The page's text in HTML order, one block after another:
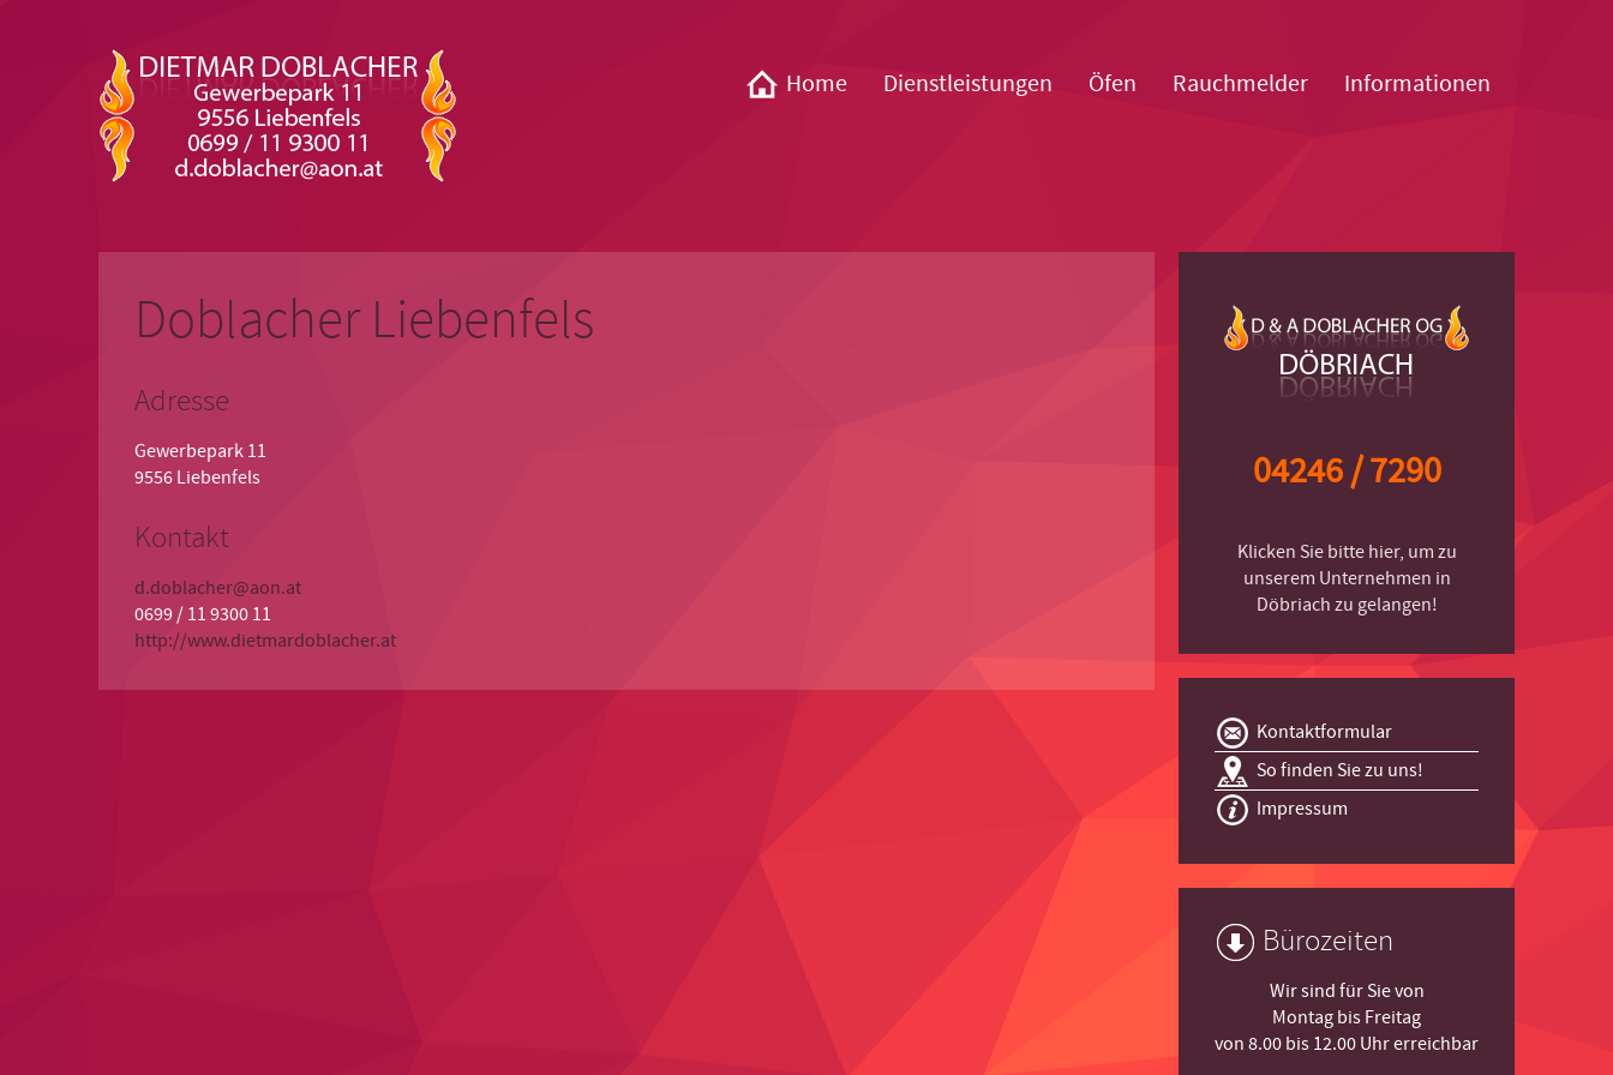
Home Dienstleistungen Öfen Rauchmelder Informationen
Doblacher Liebenfels
Adresse
Gewerbepark 11
9556 Liebenfels
Kontakt
d.doblacher@aon.at
0699 / 11 9300 11
http://www.dietmardoblacher.at
04246 / 7290
Klicken Sie bitte hier, um zu
unserem Unternehmen in
Döbriach zu gelangen!
Kontaktformular
So finden Sie zu uns!
Impressum
Bürozeiten
Wir sind für Sie von
Montag bis Freitag
von 8.00 bis 12.00 Uhr erreichbar